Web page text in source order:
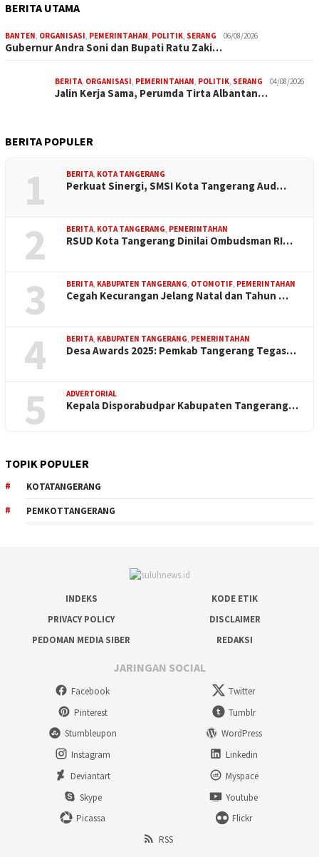
BERITA UTAMA
BANTEN, ORGANISASI, PEMERINTAHAN, POLITIK, SERANG 06/08/2026
Gubernur Andra Soni dan Bupati Ratu Zaki…
BERITA, ORGANISASI, PEMERINTAHAN, POLITIK, SERANG 04/08/2026
Jalin Kerja Sama, Perumda Tirta Albantan…
BERITA POPULER
1 BERITA, KOTA TANGERANG
Perkuat Sinergi, SMSI Kota Tangerang Aud…
2 BERITA, KOTA TANGERANG, PEMERINTAHAN
RSUD Kota Tangerang Dinilai Ombudsman RI…
3 BERITA, KABUPATEN TANGERANG, OTOMOTIF, PEMERINTAHAN
Cegah Kecurangan Jelang Natal dan Tahun …
4 BERITA, KABUPATEN TANGERANG, PEMERINTAHAN
Desa Awards 2025: Pemkab Tangerang Tegas…
5 ADVERTORIAL
Kepala Disporabudpar Kabupaten Tangerang…
TOPIK POPULER
KOTATANGERANG
PEMKOTTANGERANG
INDEKS
KODE ETIK
PRIVACY POLICY
DISCLAIMER
PEDOMAN MEDIA SIBER
REDAKSI
JARINGAN SOCIAL
Facebook
Twitter
Pinterest
Tumblr
Stumbleupon
WordPress
Instagram
Linkedin
Deviantart
Myspace
Skype
Youtube
Picassa
Flickr
RSS